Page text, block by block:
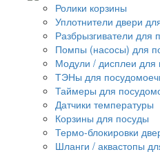
Ролики корзины
Уплотнители двери
Разбрызгиватели
Помпы (насосы) для
Модули / дисплеи
ТЭНы для
Таймеры для
Датчики температуры
Корзины для посуды
Термо-блокировки
Шланги / аквастопы